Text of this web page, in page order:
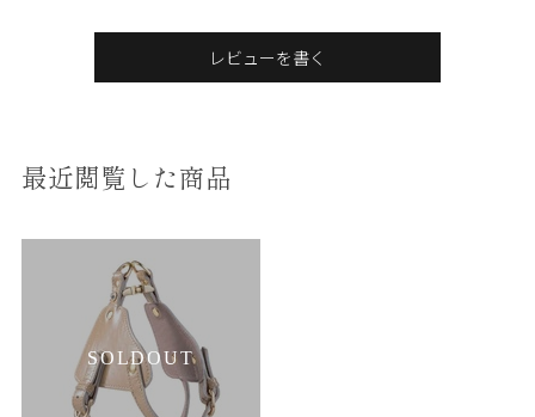
レビューを書く
最近閲覧した商品
SOLDOUT